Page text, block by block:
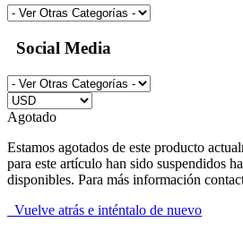
Social Media
Agotado
Estamos agotados de este producto
para este artículo han sido suspendidos
disponibles. Para más información
Vuelve atrás e inténtalo de nuevo